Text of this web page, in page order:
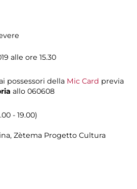
alle ore 15.30
possessori della Mic Card previa
allo 060608
- 19.00)
Zètema Progetto Cultura